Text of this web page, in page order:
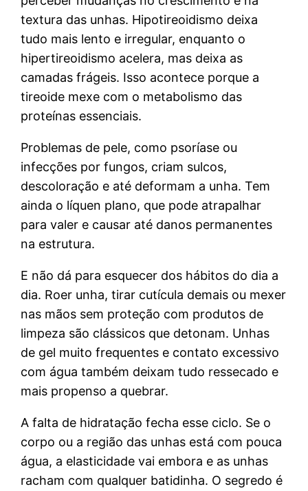
textura das unhas. Hipotireoidismo deixa
tudo mais lento e irregular, enquanto o
hipertireoidismo acelera, mas deixa as
camadas frágeis. Isso acontece porque a
tireoide mexe com o metabolismo das
proteínas essenciais.
Problemas de pele, como psoríase ou
infecções por fungos, criam sulcos,
descoloração e até deformam a unha. Tem
ainda o líquen plano, que pode atrapalhar
para valer e causar até danos permanentes
na estrutura.
E não dá para esquecer dos hábitos do dia a
dia. Roer unha, tirar cutícula demais ou mexer
nas mãos sem proteção com produtos de
limpeza são clássicos que detonam. Unhas
de gel muito frequentes e contato excessivo
com água também deixam tudo ressecado e
mais propenso a quebrar.
A falta de hidratação fecha esse ciclo. Se o
corpo ou a região das unhas está com pouca
água, a elasticidade vai embora e as unhas
racham com qualquer batidinha. O segredo é